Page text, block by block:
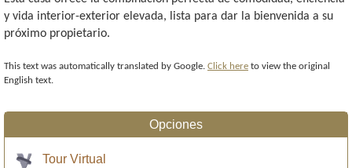
y vida interior-exterior elevada, lista para dar la bienvenida a su
próximo propietario.
This text was automatically translated by Google. Click here to view the original
English text.
Opciones
Tour Virtual